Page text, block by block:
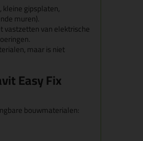
gipsplaten,
muren).
vastzetten van elektrische
maar is niet
Easy Fix
bouwmaterialen: